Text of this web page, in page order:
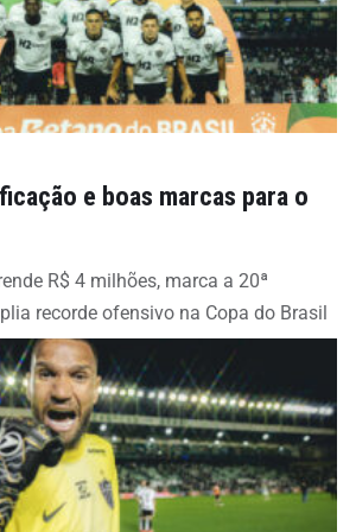
e boas marcas para o
R$ 4 milhões, marca a 20ª
recorde ofensivo na Copa do Brasil